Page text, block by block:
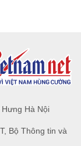
Hà Nội
Bộ Thông tin và